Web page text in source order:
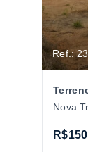
Ref.:
Nova